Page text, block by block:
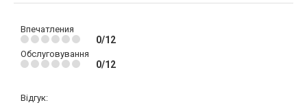
Впечатления
0/12
Обслуговування
0/12
Відгук: